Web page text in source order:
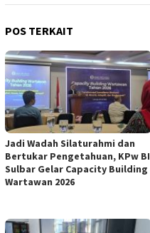
POS TERKAIT
Jadi Wadah Silaturahmi dan
Bertukar Pengetahuan, KPw BI
Sulbar Gelar Capacity Building
Wartawan 2026